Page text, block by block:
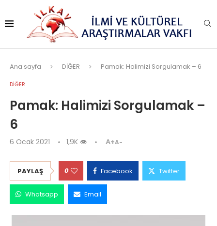
Ana sayfa DİĞER Pamak: Halimizi Sorgulamak – 6
DİĞER
Pamak: Halimizi Sorgulamak –
6
6 Ocak 2021 1,9K 👁 A+A-
PAYLAŞ 0 Facebook Twitter
Whatsapp Email